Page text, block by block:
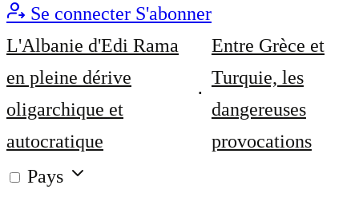
Se connecter S'abonner
L'Albanie d'Edi Rama
en pleine dérive
oligarchique et
autocratique
Entre Grèce et
Turquie, les
dangereuses
provocations
Pays